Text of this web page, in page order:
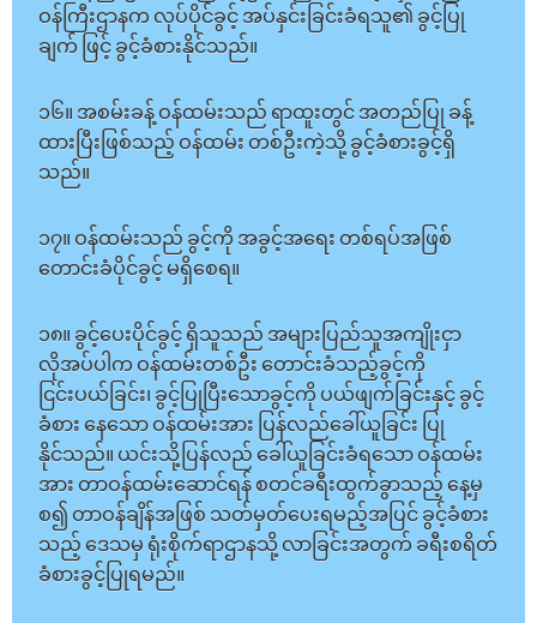
ဝန်ကြီးဌာနက လုပ်ပိုင်ခွင့် အပ်နှင်းခြင်းခံရသူ၏ ခွင့်ပြု
ချက် ဖြင့် ခွင့်ခံစားနိုင်သည်။
၁၆။ အစမ်းခန့် ဝန်ထမ်းသည် ရာထူးတွင် အတည်ပြု ခန့်
ထားပြီးဖြစ်သည့် ဝန်ထမ်း တစ်ဦးကဲ့သို့ ခွင့်ခံစားခွင့်ရှိ
သည်။
၁၇။ ဝန်ထမ်းသည် ခွင့်ကို အခွင့်အရေး တစ်ရပ်အဖြစ်
တောင်းခံပိုင်ခွင့် မရှိစေရ။
၁၈။ ခွင့်ပေးပိုင်ခွင့် ရှိသူသည် အများပြည်သူအကျိုးငှာ
လိုအပ်ပါက ဝန်ထမ်းတစ်ဦး တောင်းခံသည့်ခွင့်ကို
ငြင်းပယ်ခြင်း၊ ခွင့်ပြုပြီးသောခွင့်ကို ပယ်ဖျက်ခြင်းနှင့် ခွင့်
ခံစား နေသော ဝန်ထမ်းအား ပြန်လည်ခေါ်ယူခြင်း ပြု
နိုင်သည်။ ယင်းသို့ပြန်လည် ခေါ်ယူခြင်းခံရသော ဝန်ထမ်း
အား တာဝန်ထမ်းဆောင်ရန် စတင်ခရီးထွက်ခွာသည့် နေ့မှ
စ၍ တာဝန်ချိန်အဖြစ် သတ်မှတ်ပေးရမည့်အပြင် ခွင့်ခံစား
သည့် ဒေသမှ ရုံးစိုက်ရာဌာနသို့ လာခြင်းအတွက် ခရီးစရိတ်
ခံစားခွင့်ပြုရမည်။